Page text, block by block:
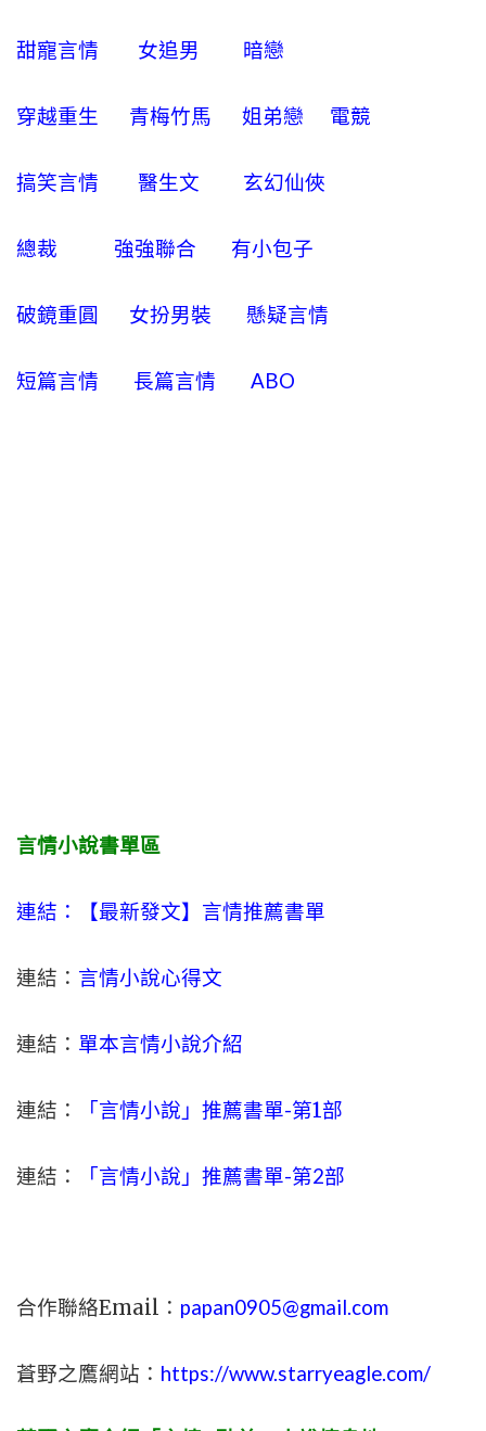
甜寵言情 女追男 暗戀
穿越重生 青梅竹馬 姐弟戀 電競
搞笑言情 醫生文 玄幻仙俠
總裁 強強聯合 有小包子
破鏡重圓 女扮男裝 懸疑言情
短篇言情 長篇言情 ABO
言情小說書單區
連結：【最新發文】 言情推薦書單
連結： 言情小說心得文
連結： 單本言情小說介紹
連結： 「言情小說」推薦書單-第1部
連結： 「言情小說」推薦書單-第2部
合作聯絡Email： papan0905@gmail.com
蒼野之鷹網站： https://www.starryeagle.com/